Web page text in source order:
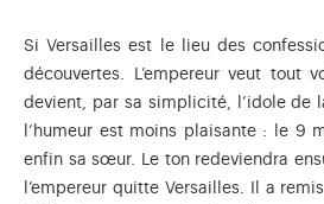
Si Versailles est le lieu des
découvertes. L’empereur veut tout
devient, par sa simplicité, l’idole de
l’humeur est moins plaisante : le 9
enfin sa sœur. Le ton redeviendra
l’empereur quitte Versailles. Il a